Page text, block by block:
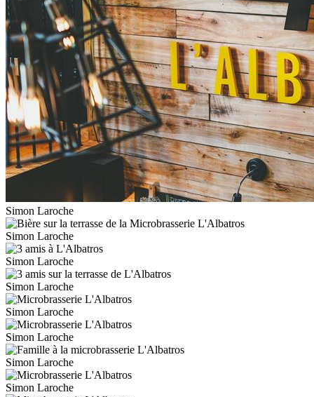
Simon Laroche
Simon Laroche
Simon Laroche
Simon Laroche
Simon Laroche
Simon Laroche
Simon Laroche
Simon Laroche